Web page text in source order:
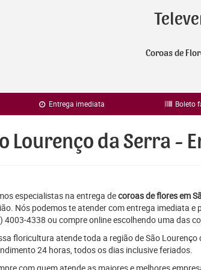
Coroas de
Entrega imediata Boleto
Lourenço da Serra -
especialistas na entrega decoroas de flores em
Nós podemos te atender com entrega imediata
4003-4338 ou compre online escolhendo uma das
floricultura atende toda a região de São
24 horas, todos os dias inclusive feriados.